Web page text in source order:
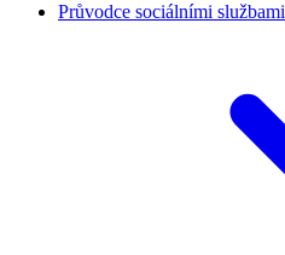
Průvodce sociálními službami